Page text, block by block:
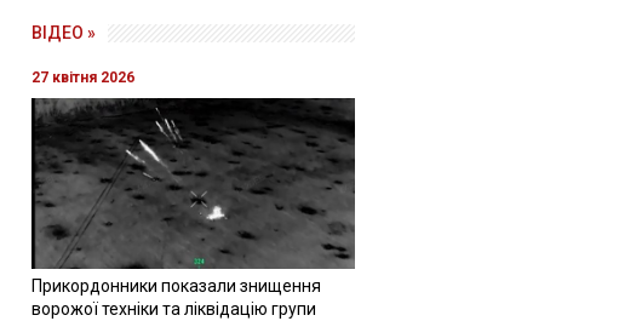
ВІДЕО »
27 квітня 2026
Прикордонники показали знищення
ворожої техніки та ліквідацію групи